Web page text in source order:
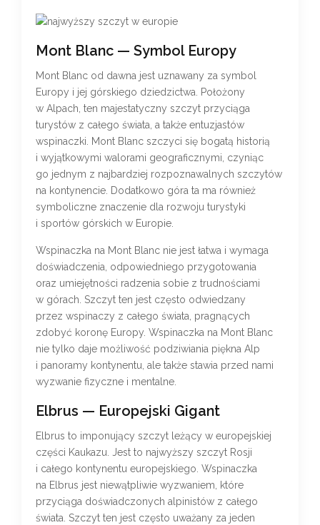
Mont Blanc — Symbol Europy
Mont Blanc od dawna jest uznawany za symbol
Europy i jej górskiego dziedzictwa. Położony
w Alpach, ten majestatyczny szczyt przyciąga
turystów z całego świata, a także entuzjastów
wspinaczki. Mont Blanc szczyci się bogatą historią
i wyjątkowymi walorami geograficznymi, czyniąc
go jednym z najbardziej rozpoznawalnych szczytów
na kontynencie. Dodatkowo góra ta ma również
symboliczne znaczenie dla rozwoju turystyki
i sportów górskich w Europie.
Wspinaczka na Mont Blanc nie jest łatwa i wymaga
doświadczenia, odpowiedniego przygotowania
oraz umiejętności radzenia sobie z trudnościami
w górach. Szczyt ten jest często odwiedzany
przez wspinaczy z całego świata, pragnących
zdobyć koronę Europy. Wspinaczka na Mont Blanc
nie tylko daje możliwość podziwiania piękna Alp
i panoramy kontynentu, ale także stawia przed nami
wyzwanie fizyczne i mentalne.
Elbrus — Europejski Gigant
Elbrus to imponujący szczyt leżący w europejskiej
części Kaukazu. Jest to najwyższy szczyt Rosji
i całego kontynentu europejskiego. Wspinaczka
na Elbrus jest niewątpliwie wyzwaniem, które
przyciąga doświadczonych alpinistów z całego
świata. Szczyt ten jest często uważany za jeden